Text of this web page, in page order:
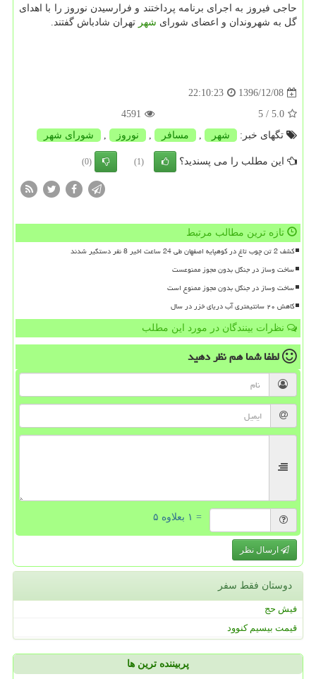
حاجی فیروز به اجرای برنامه پرداختند و فرارسیدن نوروز را با اهدای
گل به شهروندان و اعضای شورای شهر تهران شادباش گفتند.
1396/12/08
22:10:23
5.0
/ 5
4591
تگهای خبر:
شهر , مسافر , نوروز , شورای شهر
این مطلب را می پسندید؟ (1)
(0)
تازه ترین مطالب مرتبط
کشف 2 تن چوب تاغ در کوهپایه اصفهان طی 24 ساعت اخیر 8 نفر دستگیر شدند
ساخت وساز در جنگل بدون مجوز ممنوعست
ساخت وساز در جنگل بدون مجوز ممنوع است
کاهش ۲۰ سانتیمتری آب دریای خزر در سال
نظرات بینندگان در مورد این مطلب
لطفا شما همنظر دهید
= ۱ بعلاوه ۵
ارسال نظر
دوستان فقط سفر
فیش حج
قیمت بیسیم کنوود
پربیننده ترین ها